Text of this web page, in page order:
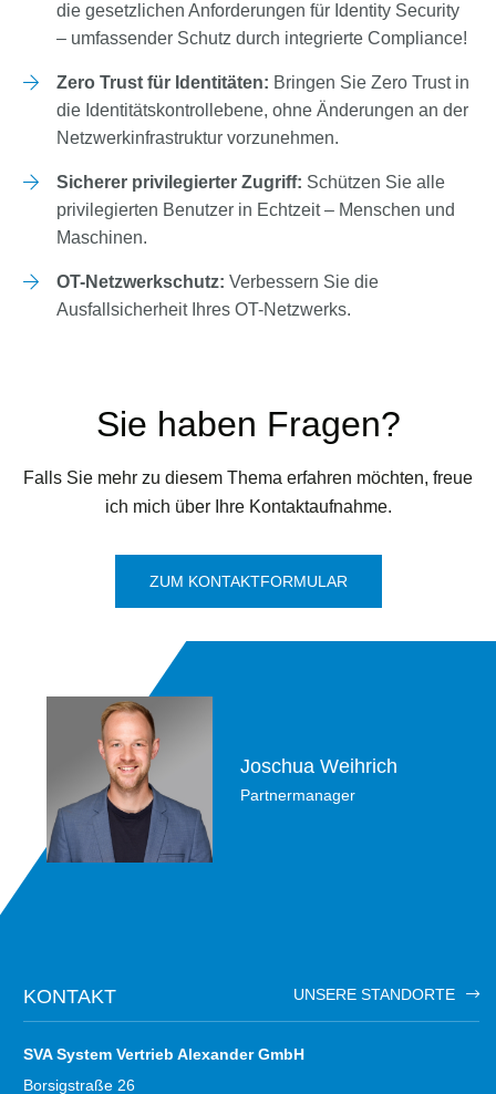
die gesetzlichen Anforderungen für Identity Security
– umfassender Schutz durch integrierte Compliance!
Zero Trust für Identitäten: Bringen Sie Zero Trust in
die Identitätskontrollebene, ohne Änderungen an der
Netzwerkinfrastruktur vorzunehmen.
Sicherer privilegierter Zugriff: Schützen Sie alle
privilegierten Benutzer in Echtzeit – Menschen und
Maschinen.
OT-Netzwerkschutz: Verbessern Sie die
Ausfallsicherheit Ihres OT-Netzwerks.
Sie haben Fragen?
Falls Sie mehr zu diesem Thema erfahren möchten, freue
ich mich über Ihre Kontaktaufnahme.
ZUM KONTAKTFORMULAR
Joschua Weihrich
Partnermanager
KONTAKT UNSERE STANDORTE
SVA System Vertrieb Alexander GmbH
Borsigstraße 26